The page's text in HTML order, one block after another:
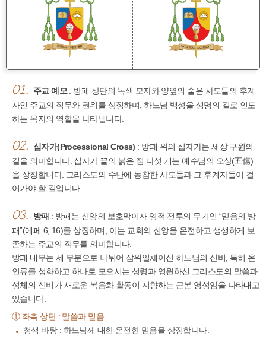
01. 주교 예모: 방패 상단의 녹색 모자와 양옆의 술은 사도들의 후계
자인 주교의 직무와 권위를 상징하며, 하느님 백성을 생명의 길로 인도
하는 목자의 역할을 나타냅니다.
02. 십자가(Processional Cross) : 방패 위의 십자가는 세상 구원의
길을 의미합니다. 십자가 끝의 붉은 점 다섯 개는 예수님의 오상(五傷)
을 상징합니다. 그리스도의 수난에 동참한 사도들과 그 후계자들이 걸
어가야 할 길입니다.
03. 방패 : 방패는 신앙의 보호막이자 영적 전투의 무기인 “믿음의 방
패”(에페 6, 16)를 상징하며, 이는 교회의 신앙을 온전하고 생생하게 보
존하는 주교의 직무를 의미합니다.
방패 내부는 세 부분으로 나뉘어 삼위일체이신 하느님의 신비, 특히 온
인류를 성화하고 하나로 모으시는 성령과 영원하신 그리스도의 말씀과
성체의 신비가 새로운 복음화 활동이 지향하는 근본 영성임을 나타내고
있습니다.
① 좌측 상단 : 말씀과 믿음
청색 바탕 : 하느님께 대한 온전한 믿음을 상징합니다.